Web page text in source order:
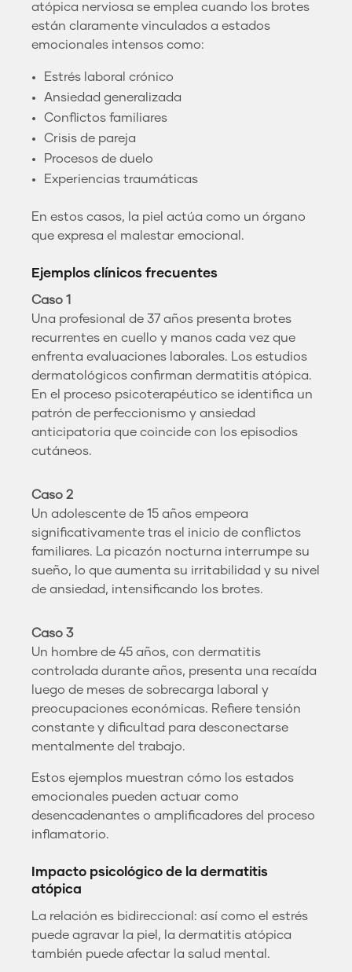
atópica nerviosa se emplea cuando los brotes
están claramente vinculados a estados
emocionales intensos como:
Estrés laboral crónico
Ansiedad generalizada
Conflictos familiares
Crisis de pareja
Procesos de duelo
Experiencias traumáticas
En estos casos, la piel actúa como un órgano
que expresa el malestar emocional.
Ejemplos clínicos frecuentes
Caso 1
Una profesional de 37 años presenta brotes
recurrentes en cuello y manos cada vez que
enfrenta evaluaciones laborales. Los estudios
dermatológicos confirman dermatitis atópica.
En el proceso psicoterapéutico se identifica un
patrón de perfeccionismo y ansiedad
anticipatoria que coincide con los episodios
cutáneos.
Caso 2
Un adolescente de 15 años empeora
significativamente tras el inicio de conflictos
familiares. La picazón nocturna interrumpe su
sueño, lo que aumenta su irritabilidad y su nivel
de ansiedad, intensificando los brotes.
Caso 3
Un hombre de 45 años, con dermatitis
controlada durante años, presenta una recaída
luego de meses de sobrecarga laboral y
preocupaciones económicas. Refiere tensión
constante y dificultad para desconectarse
mentalmente del trabajo.
Estos ejemplos muestran cómo los estados
emocionales pueden actuar como
desencadenantes o amplificadores del proceso
inflamatorio.
Impacto psicológico de la dermatitis
atópica
La relación es bidireccional: así como el estrés
puede agravar la piel, la dermatitis atópica
también puede afectar la salud mental.